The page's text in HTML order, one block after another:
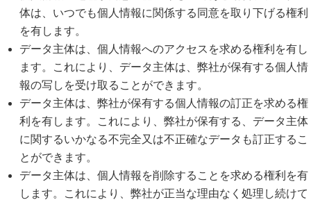
体は、いつでも個人情報に関係する同意を取り下げる権利
を有します。
データ主体は、個人情報へのアクセスを求める権利を有し
ます。これにより、データ主体は、弊社が保有する個人情
報の写しを受け取ることができます。
データ主体は、弊社が保有する個人情報の訂正を求める権
利を有します。これにより、弊社が保有する、データ主体
に関するいかなる不完全又は不正確なデータも訂正するこ
とができます。
データ主体は、個人情報を削除することを求める権利を有
します。これにより、弊社が正当な理由なく処理し続けて